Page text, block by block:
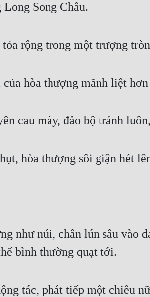
Long Song Châu.
tỏa rộng trong một trượng
hòa thượng mãnh liệt
cau mày, đảo bộ tránh
hòa thượng sôi giận hét
như núi, chân lún sâu vào
bình thường quạt tới.
tác, phát tiếp một chiêu